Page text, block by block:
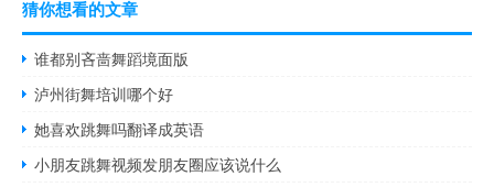
猜你想看的文章
谁都别吝啬舞蹈境面版
泸州街舞培训哪个好
她喜欢跳舞吗翻译成英语
小朋友跳舞视频发朋友圈应该说什么